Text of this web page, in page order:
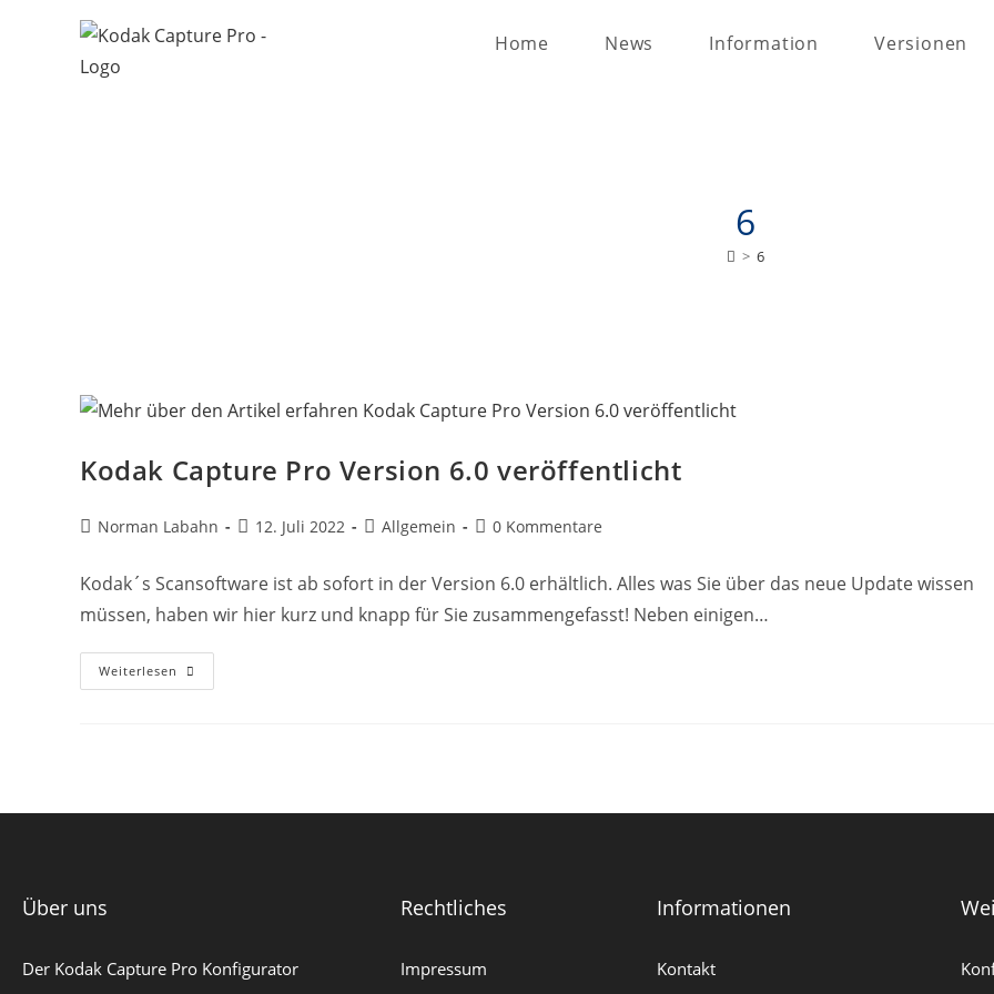
Home News Information Versionen
6
> 6
Kodak Capture Pro Version 6.0 veröffentlicht
Norman Labahn 12. Juli 2022 Allgemein 0 Kommentare
Kodak´s Scansoftware ist ab sofort in der Version 6.0 erhältlich. Alles was Sie über das neue Update wissen
müssen, haben wir hier kurz und knapp für Sie zusammengefasst! Neben einigen…
Weiterlesen
Über uns
Der Kodak Capture Pro Konfigurator
Rechtliches
Impressum
Informationen
Kontakt